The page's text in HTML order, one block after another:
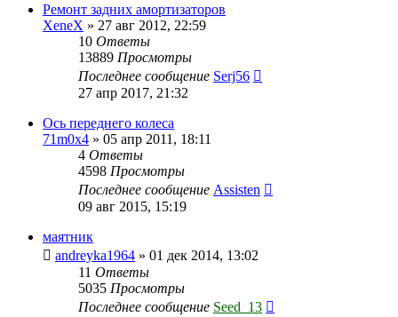
Ремонт задних амортизаторов
XeneX » 27 авг 2012, 22:59
10 Ответы
13889 Просмотры
Последнее сообщение Serj56
27 апр 2017, 21:32
Ось переднего колеса
71m0x4 » 05 апр 2011, 18:11
4 Ответы
4598 Просмотры
Последнее сообщение Assisten
09 авг 2015, 15:19
маятник
andreyka1964 » 01 дек 2014, 13:02
11 Ответы
5035 Просмотры
Последнее сообщение Seed_13